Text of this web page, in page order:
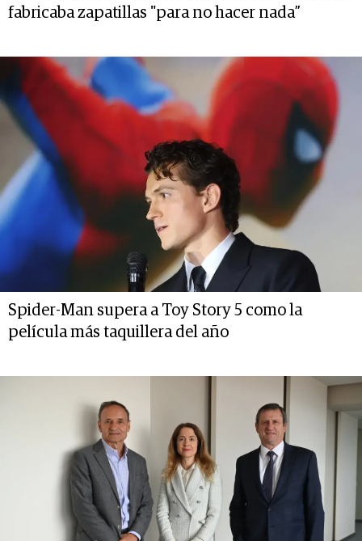
fabricaba zapatillas "para no hacer nada”
Spider-Man supera a Toy Story 5 como la
película más taquillera del año